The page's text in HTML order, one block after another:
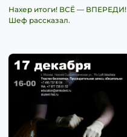
Нахер итоги! ВСЁ — ВПЕРЕДИ!
Шеф рассказал.